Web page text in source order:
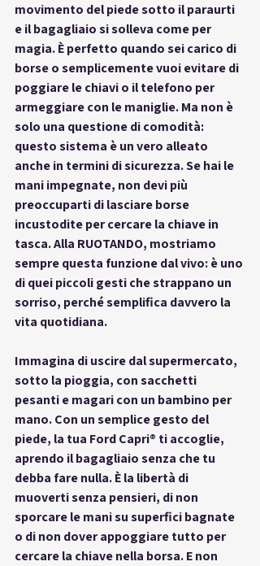
movimento del piede sotto il paraurti
e il bagagliaio si solleva come per
magia. È perfetto quando sei carico di
borse o semplicemente vuoi evitare di
poggiare le chiavi o il telefono per
armeggiare con le maniglie. Ma non è
solo una questione di comodità:
questo sistema è un vero alleato
anche in termini di sicurezza. Se hai le
mani impegnate, non devi più
preoccuparti di lasciare borse
incustodite per cercare la chiave in
tasca. Alla RUOTANDO, mostriamo
sempre questa funzione dal vivo: è uno
di quei piccoli gesti che strappano un
sorriso, perché semplifica davvero la
vita quotidiana.
Immagina di uscire dal supermercato,
sotto la pioggia, con sacchetti
pesanti e magari con un bambino per
mano. Con un semplice gesto del
piede, la tua Ford Capri® ti accoglie,
aprendo il bagagliaio senza che tu
debba fare nulla. È la libertà di
muoverti senza pensieri, di non
sporcare le mani su superfici bagnate
o di non dover appoggiare tutto per
cercare la chiave nella borsa. E non